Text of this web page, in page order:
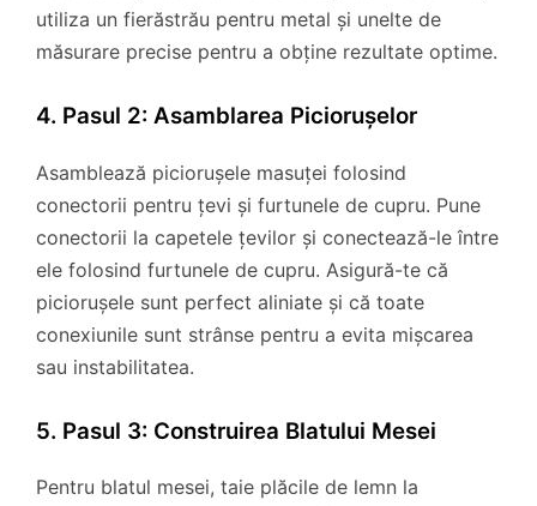
utiliza un fierăstrău pentru metal și unelte de
măsurare precise pentru a obține rezultate optime.
4. Pasul 2: Asamblarea Piciorușelor
Asamblează piciorușele masuței folosind
conectorii pentru țevi și furtunele de cupru. Pune
conectorii la capetele țevilor și conectează-le între
ele folosind furtunele de cupru. Asigură-te că
piciorușele sunt perfect aliniate și că toate
conexiunile sunt strânse pentru a evita mișcarea
sau instabilitatea.
5. Pasul 3: Construirea Blatului Mesei
Pentru blatul mesei, taie plăcile de lemn la